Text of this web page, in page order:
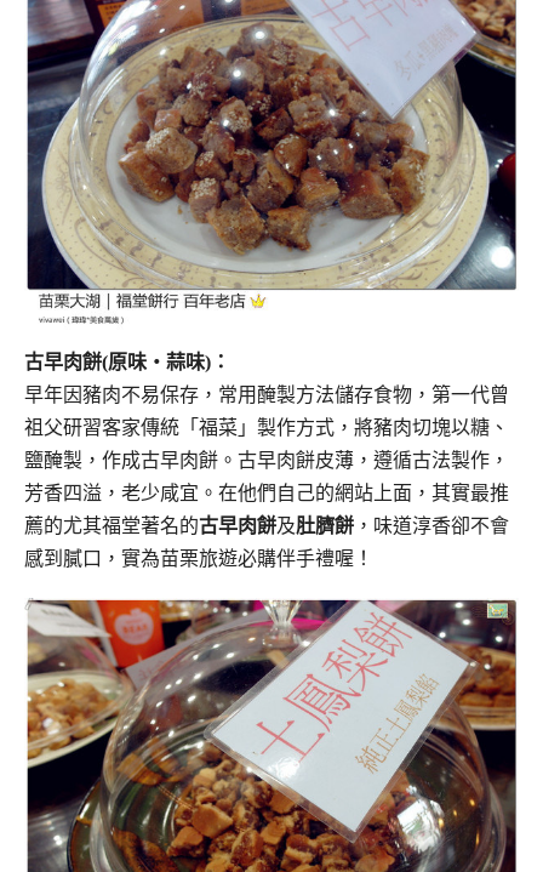
古早肉餅(原味‧蒜味)：
早年因豬肉不易保存，常用醃製方法儲存食物，第一代曾
祖父研習客家傳統「福菜」製作方式， 將豬肉切塊以糖、
鹽醃製，作成古早肉餅。古早肉餅皮薄，遵循古法製作，
芳香四溢，老少咸宜。 在他們自己的網站上面，其實最推
薦的尤其福堂著名的古早肉餅及肚臍餅 ， 味道淳香卻不會
感到膩口，實為苗栗旅遊必購伴手禮喔！